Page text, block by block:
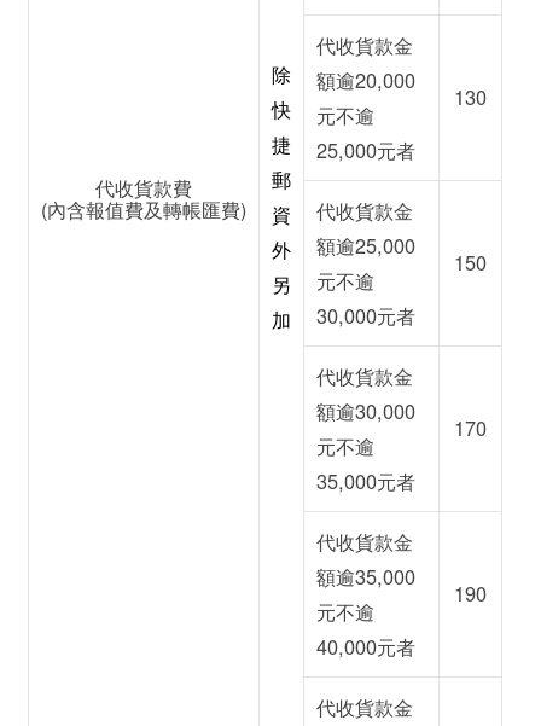
代收貨款費
(內含報值費及轉帳匯費)
除
快
捷
郵
資
外
另
加
代收貨款金
額逾20,000
元不逾
25,000元者
130
代收貨款金
額逾25,000
元不逾
30,000元者
150
代收貨款金
額逾30,000
元不逾
35,000元者
170
代收貨款金
額逾35,000
元不逾
40,000元者
190
代收貨款金